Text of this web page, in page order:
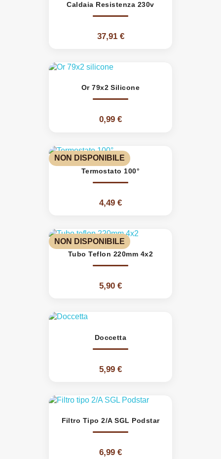
Caldaia Resistenza 230v
37,91 €
Or 79x2 Silicone
0,99 €
Termostato 100°
4,49 €
NON DISPONIBILE
Tubo Teflon 220mm 4x2
5,90 €
NON DISPONIBILE
Doccetta
5,99 €
Filtro Tipo 2/A SGL Podstar
6,99 €